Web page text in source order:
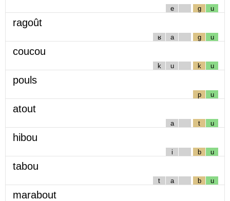
e g u
ragoût
ʁ a g u
coucou
k u k u
pouls
p u
atout
a t u
hibou
i b u
tabou
t a b u
marabout